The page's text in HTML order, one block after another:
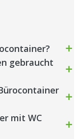
gebraucht
mit WC